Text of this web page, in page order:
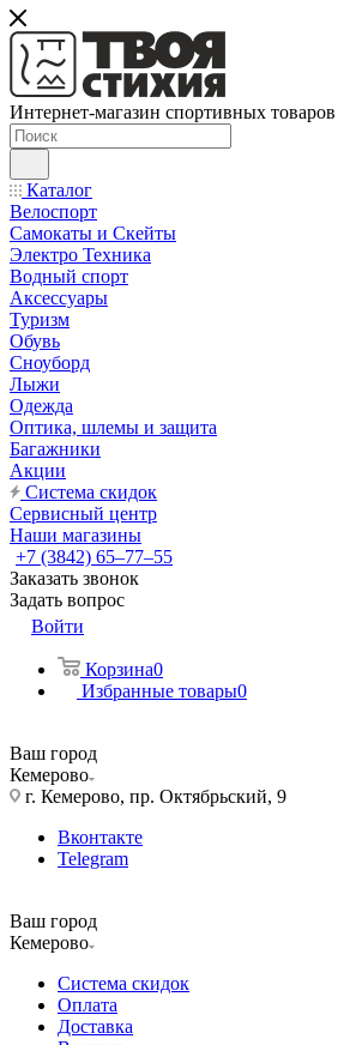
Интернет-магазин спортивных товаров
Каталог
Велоспорт
Самокаты и Скейты
Электро Техника
Водный спорт
Аксессуары
Туризм
Обувь
Сноуборд
Лыжи
Одежда
Оптика, шлемы и защита
Багажники
Акции
Система скидок
Сервисный центр
Наши магазины
+7 (3842) 65–77–55
Заказать звонок
Задать вопрос
Войти
Корзина0
Избранные товары0
Ваш город
Кемерово
г. Кемерово, пр. Октябрьский, 9
Вконтакте
Telegram
Ваш город
Кемерово
Система скидок
Оплата
Доставка